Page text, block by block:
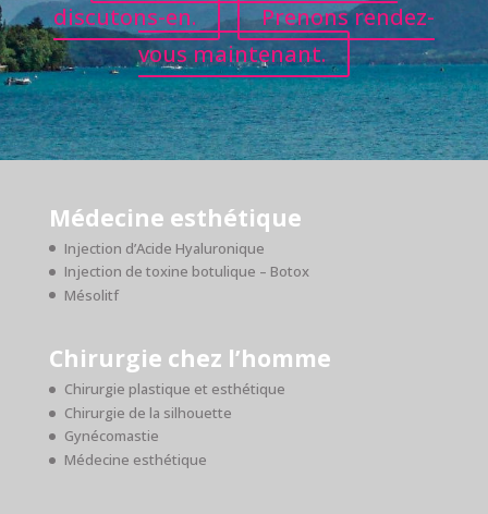
discutons-en.
Prenons rendez-
vous maintenant.
Médecine esthétique
Injection d’Acide Hyaluronique
Injection de toxine botulique – Botox
Mésolitf
Chirurgie chez l’homme
Chirurgie plastique et esthétique
Chirurgie de la silhouette
Gynécomastie
Médecine esthétique